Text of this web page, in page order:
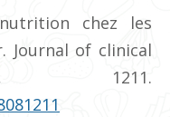
chez les
Journal of clinical
1211.